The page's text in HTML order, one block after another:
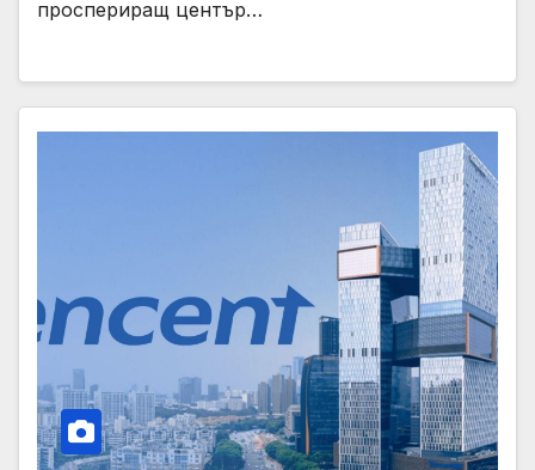
проспериращ център…